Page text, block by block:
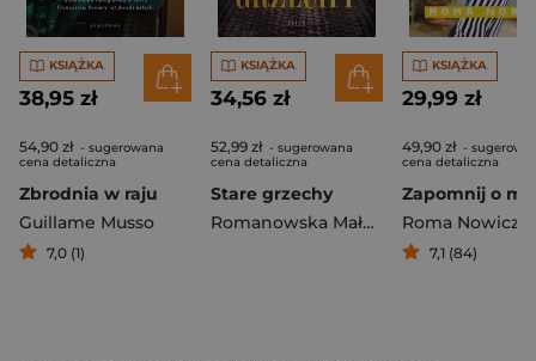
KSIĄŻKA
38,95 zł
54,90 zł - sugerowana
cena detaliczna
Zbrodnia w raju
Guillame Musso
7,0 (1)
KSIĄŻKA
34,56 zł
52,99 zł - sugerowana
cena detaliczna
Stare grzechy
Romanowska Małgorzata
KSIĄŻKA
29,99 zł
49,90 zł -
cena detaliczna
Zapomnij o
Roma Nowicz
7,1 (84)